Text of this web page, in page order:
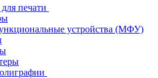
печати
устройства (МФУ)